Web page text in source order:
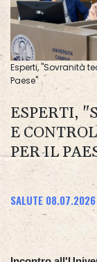
Esperti, "Sovranità
Paese"
ESPERTI,
E
PER IL
SALUTE 08.07.2026